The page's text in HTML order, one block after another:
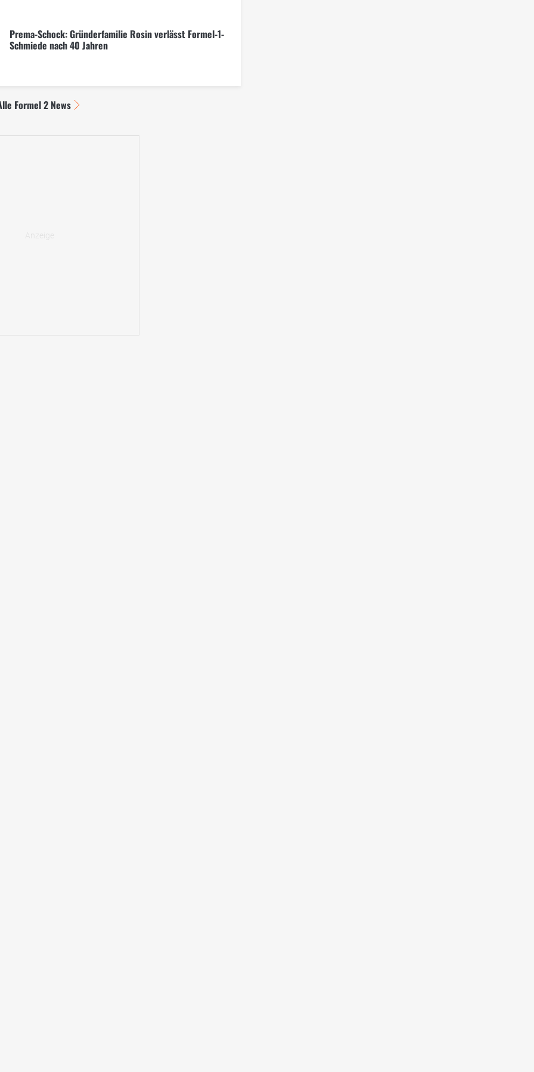
Prema-Schock: Gründerfamilie Rosin verlässt Formel-1-
Schmiede nach 40 Jahren
Formel 2 News